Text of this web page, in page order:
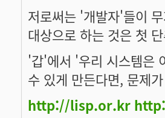
저로써는 '개발자'들이
대상으로 하는 것은 첫
'갑'에서 '우리 시스템은
수 있게 만든다면, 문제
http://lisp.or.kr